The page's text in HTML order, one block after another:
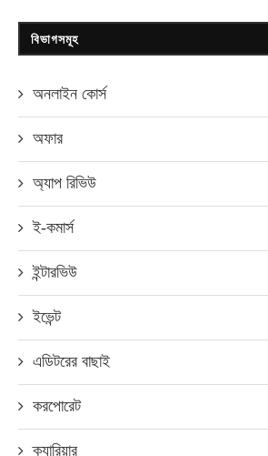
বিভাগসমূহ
অনলাইন কোর্স
অফার
অ্যাপ রিভিউ
ই-কমার্স
ইন্টারভিউ
ইভেন্ট
এডিটরের বাছাই
করপোরেট
ক্যারিয়ার